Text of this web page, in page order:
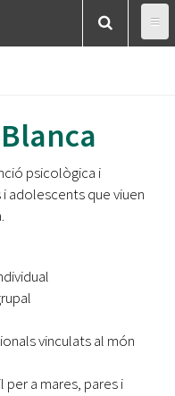
psicològica i
adolescents que viuen
vinculats al món
a mares, pares i